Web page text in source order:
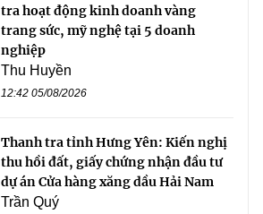
tra hoạt động kinh doanh vàng
trang sức, mỹ nghệ tại 5 doanh
nghiệp
Thu Huyền
12:42 05/08/2026
Thanh tra tỉnh Hưng Yên: Kiến nghị
thu hồi đất, giấy chứng nhận đầu tư
dự án Cửa hàng xăng dầu Hải Nam
Trần Quý